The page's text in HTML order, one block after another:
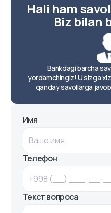
Sayram koʻchasi.
Bankomat
Nurmakon
"Zenit" zavodi.
Bankomat
Круглосуточно
Yangi Shahar
Universam bozori.
Bankomat
Kichik halqa yoʻli va
koʻchalari
toʻxtash joyi).
Hali ham
Biz bilan
Bankdagi barcha
yordamchingiz! U sizga
qanday savollarga
Имя
Телефон
Текст вопроса